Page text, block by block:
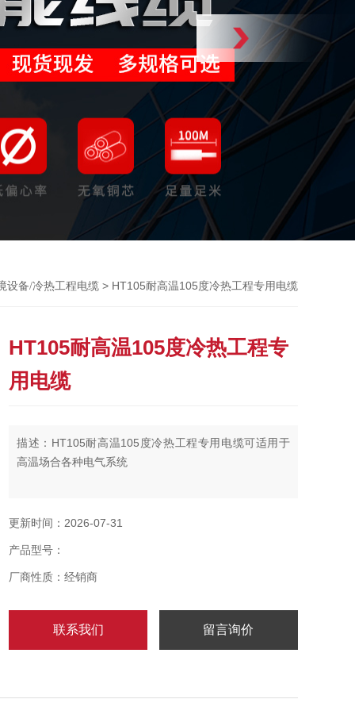
设备/冷热工程电缆 > HT105耐高温105度冷热工程专用电缆
HT105耐高温105度冷热工程专
用电缆
描述：HT105耐高温105度冷热工程专用电缆可适用于
高温场合各种电气系统
更新时间：2026-07-31
产品型号：
厂商性质：经销商
联系我们 留言询价